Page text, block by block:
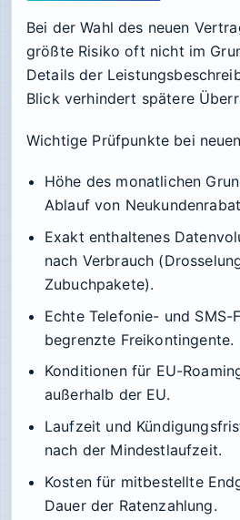
Bei der Wahl des neuen
größte Risiko oft nicht im
Details der
Blick verhindert spätere
Wichtige Prüfpunkte bei
Höhe des monatlichen
Ablauf von
Exakt enthaltenes
nach Verbrauch
Zubuchpakete).
Echte Telefonie- und SMS-
begrenzte Freikontingente.
Konditionen für EU-
außerhalb der EU.
Laufzeit und
nach der Mindestlaufzeit.
Kosten für mitbestellte
Dauer der Ratenzahlung.